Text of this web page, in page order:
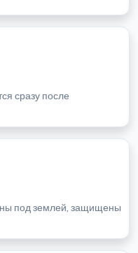
сразу после
под землей, защищены